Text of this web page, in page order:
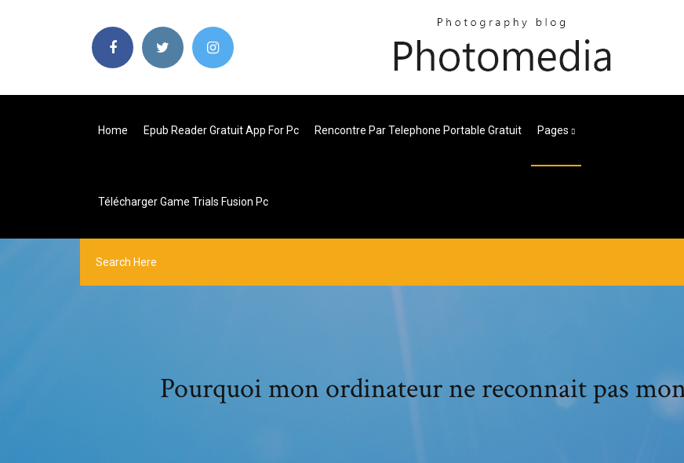
Home Epub Reader Gratuit App For Pc Rencontre Par Telephone Portable Gratuit Pages
Télécharger Game Trials Fusion Pc
Pourquoi mon ordinateur ne reconnait pas